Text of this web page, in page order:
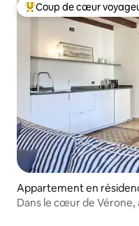
Coups de cœur
Coup de cœur
Appartement en
Dans le cœur de